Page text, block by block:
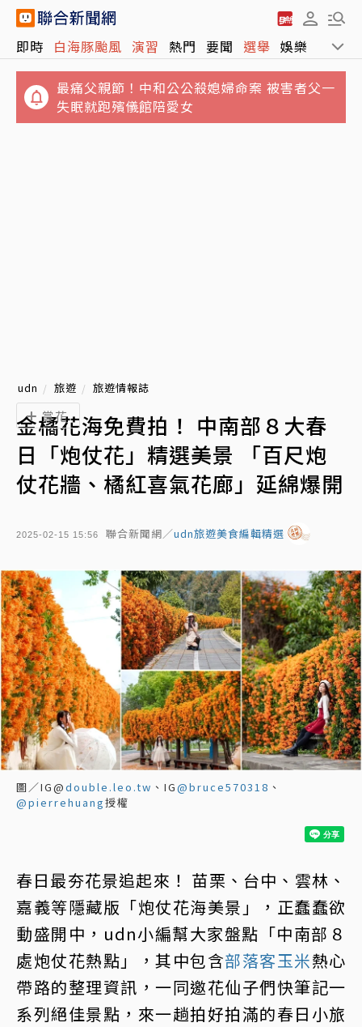
即時 白海豚颱風 演習 熱門 要聞 選舉 娛樂 運動
失眠就跑殯儀館陪愛女
「蜘蛛人CP」湯姆霍蘭德、千黛亞補辦婚禮！
包下英國頂級莊園 秘密派對曝光
udn 旅遊 旅遊情報誌
金橘花海免費拍！ 中南部８大春
日「炮仗花」精選美景 「百尺炮
仗花牆、橘紅喜氣花廊」延綿爆開
2025-02-15 15:56 聯合新聞網／udn旅遊美食編輯精選
賞花
圖／IG@double.leo.tw 、IG@bruce570318 、
@pierrehuang授權
春日最夯花景追起來！ 苗栗、台中、雲林、
嘉義等隱藏版「炮仗花海美景」，正蠢蠢欲
動盛開中，udn小編幫大家盤點「中南部８
處炮仗花熱點」，其中包含部落客玉米熱心
帶路的整理資訊，一同邀花仙子們快筆記一
系列絕佳景點，來一趟拍好拍滿的春日小旅